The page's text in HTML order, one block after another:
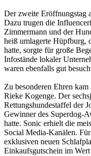
Der zweite Eröffnungstag
Dazu trugen die
Zimmermann und der
heiß umlagerte Hüpfburg,
hatte, sorgte für große
Infostände lokaler
waren ebenfalls gut
Zu besonderen Ehren
Rieke Kogenge. Der
Rettungshundestaffel der
Gewinner des Superdog-
hatte. Sonic erhielt die
Social Media-Kanälen.
exklusiven neuen
Einkaufsgutschein im